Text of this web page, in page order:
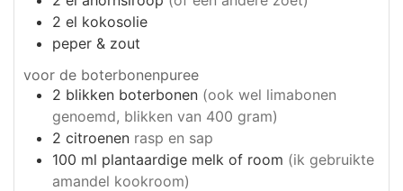
2 el kokosolie
peper & zout
voor de boterbonenpuree
2 blikken boterbonen (ook wel limabonen
genoemd, blikken van 400 gram)
2 citroenen rasp en sap
100 ml plantaardige melk of room (ik gebruikte
amandel kookroom)